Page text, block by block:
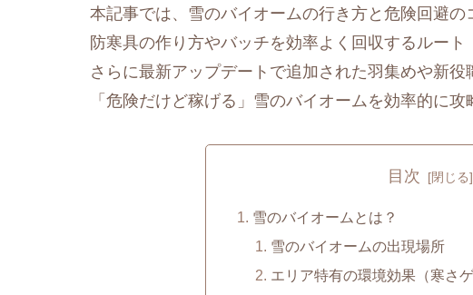
本記事では、雪のバイオームの行き方と危険回避の
防寒具の作り方やバッチを効率よく回収するルート
さらに最新アップデートで追加された羽集めや新
「危険だけど稼げる」雪のバイオームを効率的に
目次
雪のバイオームとは？
雪のバイオームの出現場所
エリア特有の環境効果（寒さ